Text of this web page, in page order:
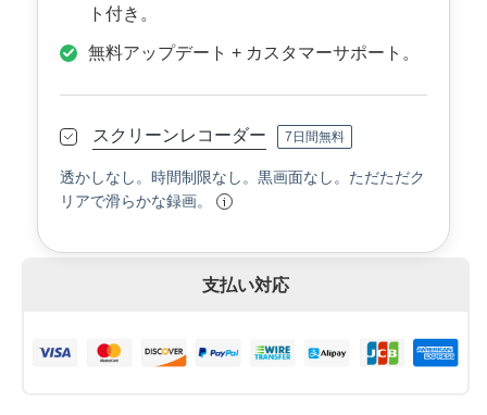
ト付き。
無料アップデート + カスタマーサポート。
スクリーンレコーダー 7日間無料
透かしなし。時間制限なし。黒画面なし。ただただク
リアで滑らかな録画。
支払い対応